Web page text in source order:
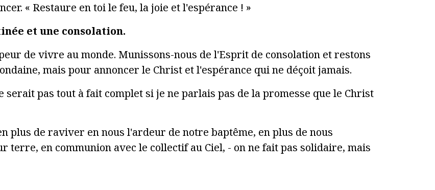
« Restaure en toi le feu, la joie et l'espérance ! »
et une consolation.
de vivre au monde. Munissons-nous de l'Esprit de consolation et restons
mais pour annoncer le Christ et l'espérance qui ne déçoit jamais.
serait pas tout à fait complet si je ne parlais pas de la promesse que le Christ
plus de raviver en nous l'ardeur de notre baptême, en plus de nous
terre, en communion avec le collectif au Ciel, - on ne fait pas solidaire, mais